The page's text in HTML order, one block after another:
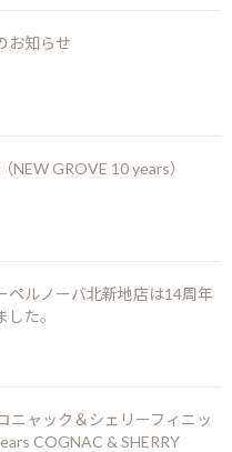
は、日本にもウイスキー文
量生産を行う｢地ウイスキ
の火付け役となっていきま
た本物のウイスキーを造り
にマルス信州蒸留所を建設
のが、1945年に本坊酒造の
ウイスキーの生みの親とし
上司にあたり、竹鶴にスコッ
れています。竹鶴がスコット
してマルスウイスキーを作
お知らせ
NEW GROVE 10 years）
ペルノーバ北新地店は14周年
た。
ャック＆シェリーフィニッ
COGNAC & SHERRY